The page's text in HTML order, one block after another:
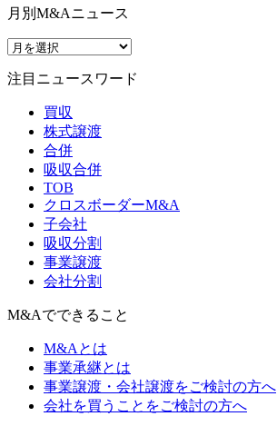
月別M&Aニュース
注目ニュースワード
買収
株式譲渡
合併
吸収合併
TOB
クロスボーダーM&A
子会社
吸収分割
事業譲渡
会社分割
M&Aでできること
M&Aとは
事業承継とは
事業譲渡・会社譲渡をご検討の方へ
会社を買うことをご検討の方へ